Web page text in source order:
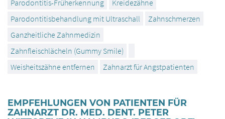
Parodontitis-Früherkennung
Kreidezähne
Parodontitisbehandlung mit Ultraschall
Zahnschmerzen
Ganzheitliche Zahnmedizin
Zahnfleischlächeln (Gummy Smile)
Weisheitszähne entfernen
Zahnarzt für Angstpatienten
EMPFEHLUNGEN VON PATIENTEN FÜR
ZAHNARZT DR. MED. DENT. PETER